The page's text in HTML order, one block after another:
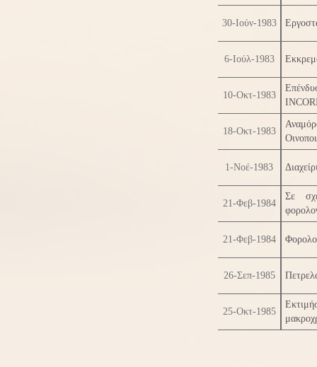
30-Ιούν-1983
6-Ιούλ-1983
10-Οκτ-1983
18-Οκτ-1983
1-Νοέ-1983
21-Φεβ-1984
Σε
21-Φεβ-1984
26-Σεπ-1985
25-Οκτ-1985